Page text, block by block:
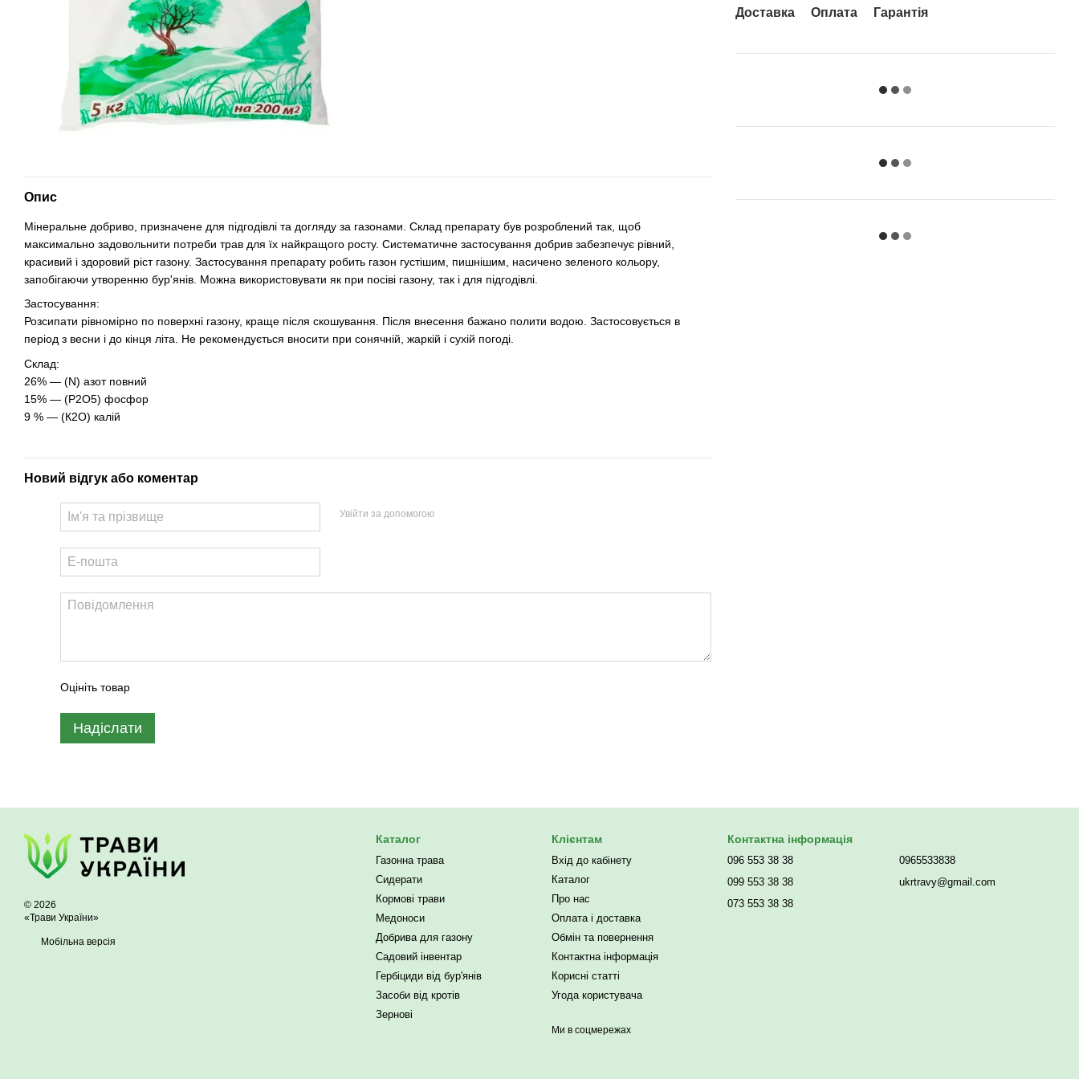
Доставка Оплата Гарантія
Опис
Мінеральне добриво, призначене для підгодівлі та догляду за газонами. Склад препарату був розроблений так, щоб
максимально задовольнити потреби трав для їх найкращого росту. Систематичне застосування добрив забезпечує рівний,
красивий і здоровий ріст газону. Застосування препарату робить газон густішим, пишнішим, насичено зеленого кольору,
запобігаючи утворенню бур'янів. Можна використовувати як при посіві газону, так і для підгодівлі.
Застосування:
Розсипати рівномірно по поверхні газону, краще після скошування. Після внесення бажано полити водою. Застосовується в
період з весни і до кінця літа. Не рекомендується вносити при сонячній, жаркій і сухій погоді.
Склад:
26% — (N) азот повний
15% — (Р2О5) фосфор
9 % — (К2О) калій
Новий відгук або коментар
Увійти за допомогою
Оцініть товар
Надіслати
© 2026
«Трави України»
Мобільна версія
Каталог
Газонна трава
Сидерати
Кормові трави
Медоноси
Добрива для газону
Садовий інвентар
Гербіциди від бур'янів
Засоби від кротів
Зернові
Клієнтам
Вхід до кабінету
Каталог
Про нас
Оплата і доставка
Обмін та повернення
Контактна інформація
Корисні статті
Угода користувача
Ми в соцмережах
Контактна інформація
096 553 38 38
099 553 38 38
073 553 38 38
0965533838
ukrtravy@gmail.com